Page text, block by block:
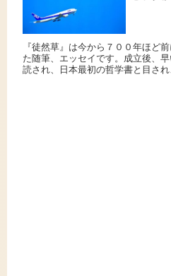
『徒然草』は今から７００年ほど
た随筆、エッセイです。成立後、
読され、日本最初の哲学書と目さ
た。相次ぐ主君の死。作者は、人